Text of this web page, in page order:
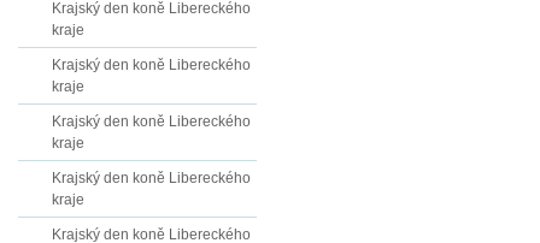
Krajský den koně Libereckého
kraje
Krajský den koně Libereckého
kraje
Krajský den koně Libereckého
kraje
Krajský den koně Libereckého
kraje
Krajský den koně Libereckého